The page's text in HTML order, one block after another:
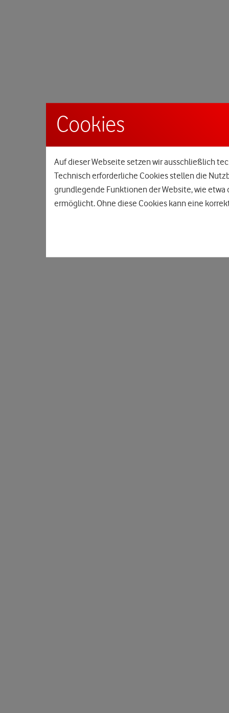
Cookies
Auf dieser Webseite setzen wir ausschließlich
Technisch erforderliche Cookies stellen die
grundlegende Funktionen der Website, wie
ermöglicht. Ohne diese Cookies kann eine